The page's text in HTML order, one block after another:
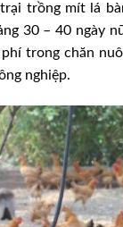
trồng mít lá
30 – 40 ngày
trong chăn
nghiệp.